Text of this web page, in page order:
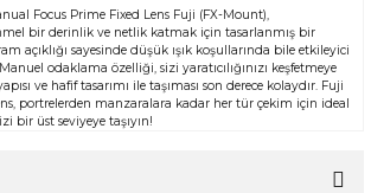
Focus Prime Fixed Lens Fuji (FX-Mount),
bir derinlik ve netlik katmak için tasarlanmış bir
açıklığı sayesinde düşük ışık koşullarında bile etkileyici
odaklama özelliği, sizi yaratıcılığınızı keşfetmeye
ve hafif tasarımı ile taşıması son derece kolaydır. Fuji
portrelerden manzaralara kadar her tür çekim için ideal
bir üst seviyeye taşıyın!